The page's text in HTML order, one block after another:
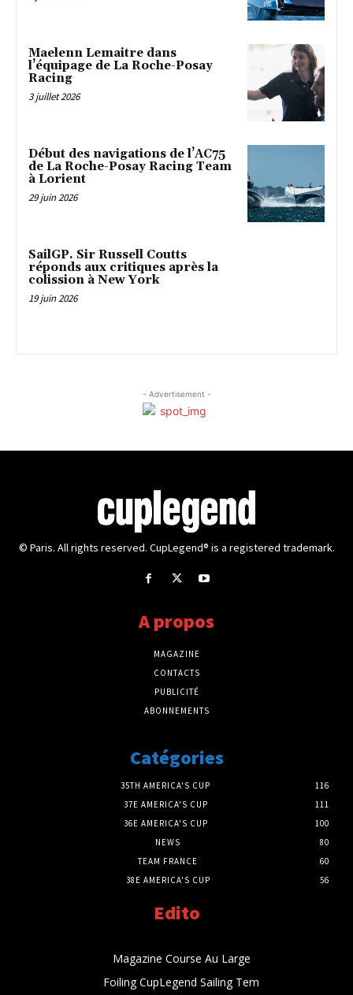
Maelenn Lemaitre dans
l’équipage de La Roche-Posay
Racing
3 juillet 2026
Début des navigations de l’AC75
de La Roche-Posay Racing Team
à Lorient
29 juin 2026
SailGP. Sir Russell Coutts
réponds aux critiques après la
colission à New York
19 juin 2026
- Advertisement -
© Paris. All rights reserved. CupLegend® is a registered trademark.
A propos
MAGAZINE
CONTACTS
PUBLICITÉ
ABONNEMENTS
Catégories
35TH AMERICA'S CUP
116
37E AMERICA'S CUP
111
36E AMERICA'S CUP
100
NEWS
80
TEAM FRANCE
60
38E AMERICA'S CUP
56
Edito
Magazine Course Au Large
Foiling CupLegend Sailing Tem